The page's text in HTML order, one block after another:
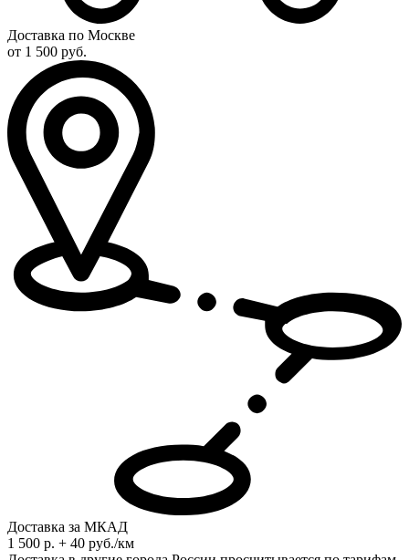
Доставка по Москве
от 1 500 руб.
Доставка за МКАД
1 500 р. + 40 руб./км